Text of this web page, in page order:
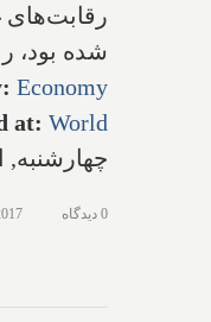
شده بود،
: Economy
at: World
چهارشنبه, اوت 30,
0 دیدگاه